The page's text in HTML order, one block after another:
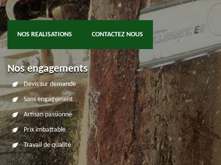
NOS REALISATIONS CONTACTEZ NOUS
Nos engagements
Devis sur demande
Sans engagement
Artisan passionné
Prix imbattable
Travail de qualité